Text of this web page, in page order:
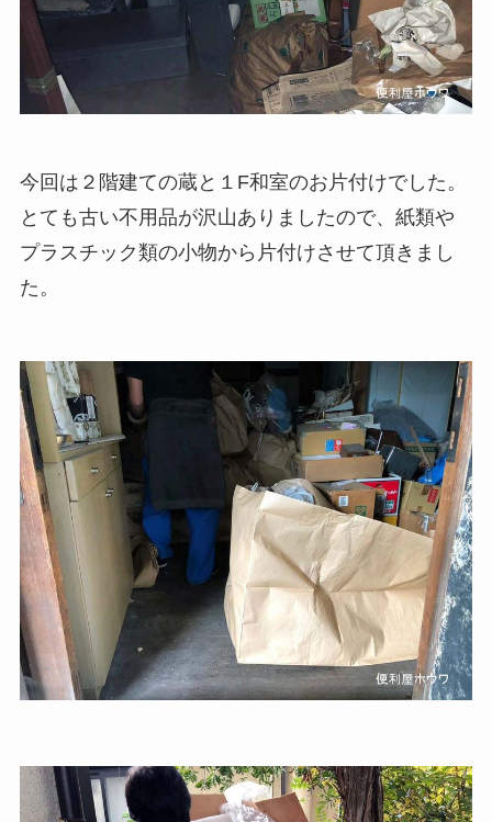
今回は２階建ての蔵と１F和室のお片付けでした。
とても古い不用品が沢山ありましたので、紙類や
プラスチック類の小物から片付けさせて頂きまし
た。